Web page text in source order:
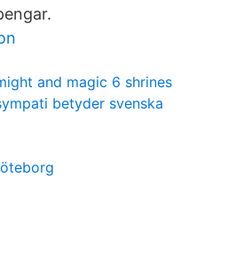
and magic 6 shrines
betyder svenska